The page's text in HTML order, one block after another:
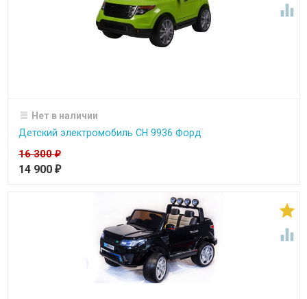

Нет в наличии
Детский электромобиль CH 9936 Форд
16 300₽
14 900 ₽

